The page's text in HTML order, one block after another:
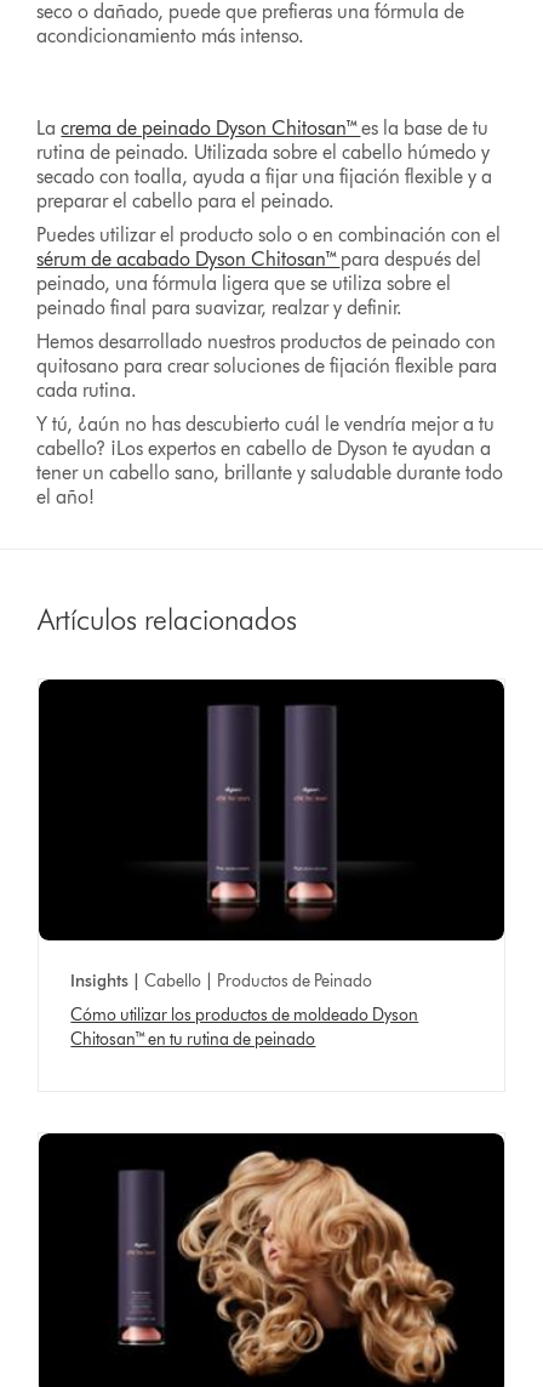
seco o dañado, puede que prefieras una fórmula de
acondicionamiento más intenso.
Lacrema de peinado Dyson Chitosan™es la base de tu
rutina de peinado. Utilizada sobre el cabello húmedo y
secado con toalla, ayuda a fijar una fijación flexible y a
preparar el cabello para el peinado.
Puedes utilizar el producto solo o en combinación con el
sérum de acabado Dyson Chitosan™ para después del
peinado, una fórmula ligera que se utiliza sobre el
peinado final para suavizar, realzar y definir.
Hemos desarrollado nuestros productos de peinado con
quitosano para crear soluciones de fijación flexible para
cada rutina.
Y tú, ¿aún no has descubierto cuál le vendría mejor a tu
cabello? ¡Los expertos en cabello de Dyson te ayudan a
tener un cabello sano, brillante y saludable durante todo
el año!
Artículos relacionados
Insights |Cabello | Productos de Peinado
Cómo utilizar los productos de moldeado Dyson
Chitosan™ en tu rutina de peinado